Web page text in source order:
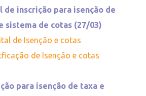
de inscrição para isenção de
sistema de cotas (27/03)
de Isenção e cotas
de Isenção e cotas
para isenção de taxa e